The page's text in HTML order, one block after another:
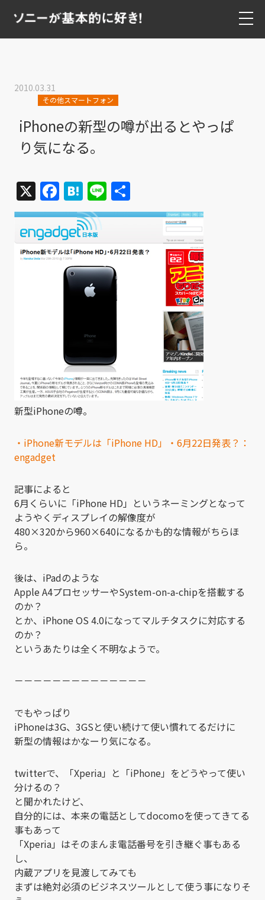
2010.03.31
その他スマートフォン
iPhoneの新型の噂が出るとやっぱ
り気になる。
X Facebook
Hatena
Line
有
新型iPhoneの噂。
・iPhone新モデルは「iPhone HD」・6月22日発表？：
engadget
記事によると
6月くらいに「iPhone HD」というネーミングとなって
ようやくディスプレイの解像度が
480×320から960×640になるかも的な情報がちらほ
ら。
後は、iPadのような
Apple A4プロセッサーやSystem-on-a-chipを搭載する
のか？
とか、iPhone OS 4.0になってマルチタスクに対応する
のか？
というあたりは全く不明なようで。
－－－－－－－－－－－－－－
でもやっぱり
iPhoneは3G、3GSと使い続けて使い慣れてるだけに
新型の情報はかなーり気になる。
twitterで、「Xperia」と「iPhone」をどうやって使い
分けるの？
と聞かれたけど、
自分的には、本来の電話としてdocomoを使ってきてる
事もあって
「Xperia」はそのまんま電話番号を引き継ぐ事もある
し、
内蔵アプリを見渡してみても
まずは絶対必須のビジネスツールとして使う事になりそ